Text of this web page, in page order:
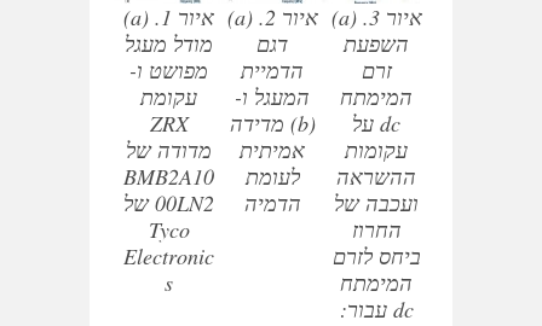
איור 3. (a)
השפעת
זרם
המימתח
dc על
עקומות
ההשראה
ועכבה של
החרוז
ביחס לזרם
המימתח
dc עבור:
איור 2. (a)
דגם
הדמיית
המעגל ו-
(b) מדידה
אמיתית
לעומת
הדמיה
איור 1. (a)
מודל מעגל
מפושט ו-
עקומת
ZRX
מדודה של
BMB2A10
00LN2 של
Tyco
Electronic
s